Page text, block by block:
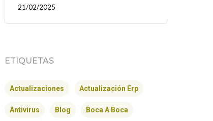
21/02/2025
ETIQUETAS
Actualizaciones Actualización Erp
Antivirus Blog Boca A Boca